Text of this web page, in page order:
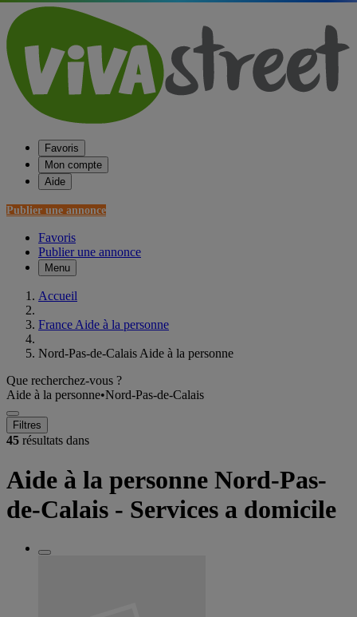
Favoris
Mon compte
Aide
Publier une annonce
Favoris
Publier une annonce
Menu
Accueil
France Aide à la personne
Nord-Pas-de-Calais Aide à la personne
Que recherchez-vous ?
Aide à la personne•Nord-Pas-de-Calais
Filtres
45 résultats dans
Aide à la personne Nord-Pas-
de-Calais - Services a domicile